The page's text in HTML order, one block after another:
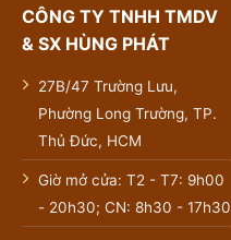
CÔNG TY TNHH TMDV
& SX HÙNG PHÁT
27B/47 Trường Lưu,
Phường Long Trường, TP.
Thủ Đức, HCM
Giờ mở cửa: T2 - T7: 9h00
- 20h30; CN: 8h30 - 17h30